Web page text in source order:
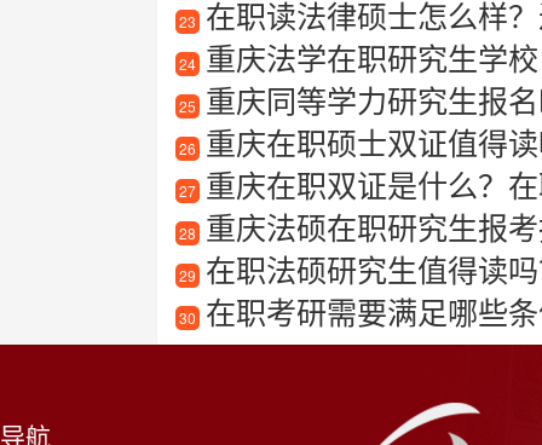
23 在职读法律硕士怎么样？
24 重庆法学在职研究生学校
25 重庆同等学力研究生报
26 重庆在职硕士双证值得
27 重庆在职双证是什么？
28 重庆法硕在职研究生报考
29 在职法硕研究生值得读
30 在职考研需要满足哪些条
导航